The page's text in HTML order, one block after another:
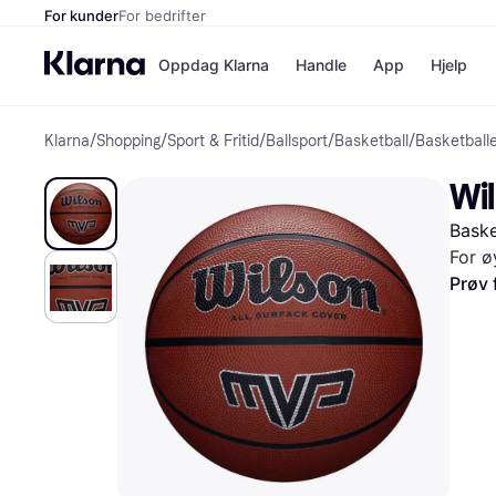
For kunderFor bedrifter
Oppdag Klarna
Betal nå
Betal i 3
Betal innen
Finansiering
Vipps
Handle
Butikker
App Hjelp
Klarna/Shopping/Sport & Fritid/Ballsport/Basketball /
For
Prøv